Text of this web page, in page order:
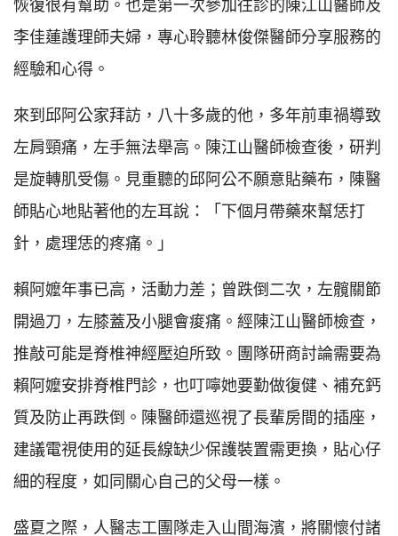
李佳蓮護理師夫婦，專心聆聽林俊傑醫師分享服務的
經驗和心得。
來到邱阿公家拜訪，八十多歲的他，多年前車禍導致
左肩頸痛，左手無法舉高。陳江山醫師檢查後，研判
是旋轉肌受傷。見重聽的邱阿公不願意貼藥布，陳醫
師貼心地貼著他的左耳說：「下個月帶藥來幫恁打
針，處理恁的疼痛。」
賴阿嬤年事已高，活動力差；曾跌倒二次，左髖關節
開過刀，左膝蓋及小腿會痠痛。經陳江山醫師檢查，
推敲可能是脊椎神經壓迫所致。團隊研商討論需要為
賴阿嬤安排脊椎門診，也叮嚀她要勤做復健、補充鈣
質及防止再跌倒。陳醫師還巡視了長輩房間的插座，
建議電視使用的延長線缺少保護裝置需更換，貼心仔
細的程度，如同關心自己的父母一樣。
盛夏之際，人醫志工團隊走入山間海濱，將關懷付諸